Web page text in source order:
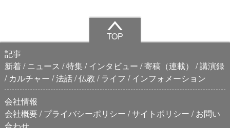
TOP
記事
新着
ニュース 特集 インタビュー 寄稿（連載）
講演録
カルチャー 法話 仏教 ライフ
インフォメーション
会社情報
会社概要 プライバシーポリシー サイトポリシー
お問い
合わせ